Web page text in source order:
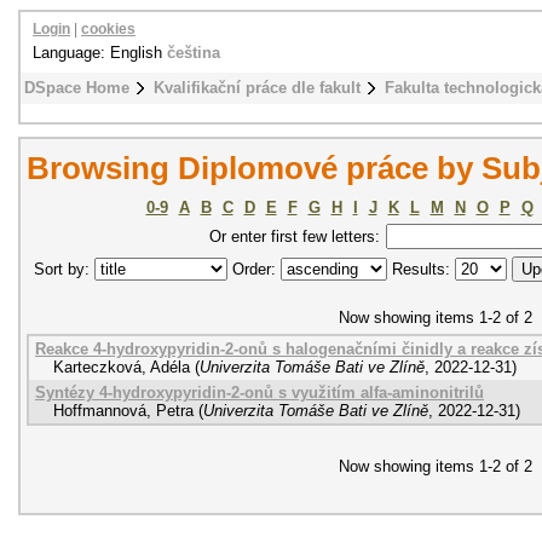
DSpace Home Kvalifikační práce dle fakult Fakulta
Login cookies
Language: English čeština
Browsing Diplomové práce by
0-9 A B C D E F G H J K L M N O P
Q
Or enter first few letters:
Sort by:
Order: Results:
Now showing items 1-2 of 2
Reakce 4-hydroxypyridin-2-onů s halogenačními činidly a reakce
Karteczková, Adéla (Univerzita Tomáše Bati ve Zlíně, 2022-12-31)
Syntézy 4-hydroxypyridin-2-onů s využitím alfa-aminonitrilů
Hoffmannová, Petra (Univerzita Tomáše Bati ve Zlíně, 2022-12-31)
Now showing items 1-2 of 2